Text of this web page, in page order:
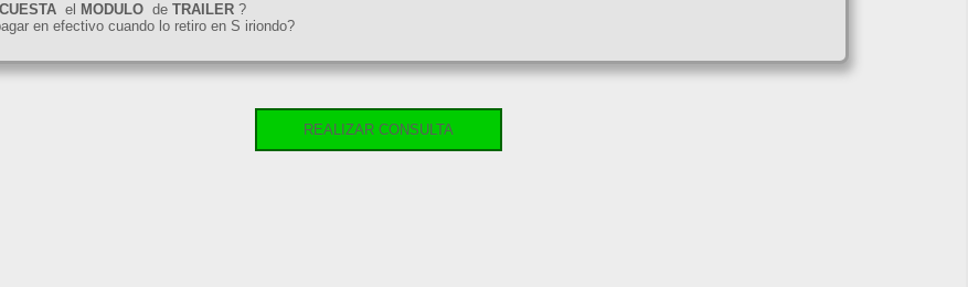
CUESTAel MODULOde TRAILER?
en efectivo cuando lo retiro en S iriondo?
REALIZAR CONSULTA